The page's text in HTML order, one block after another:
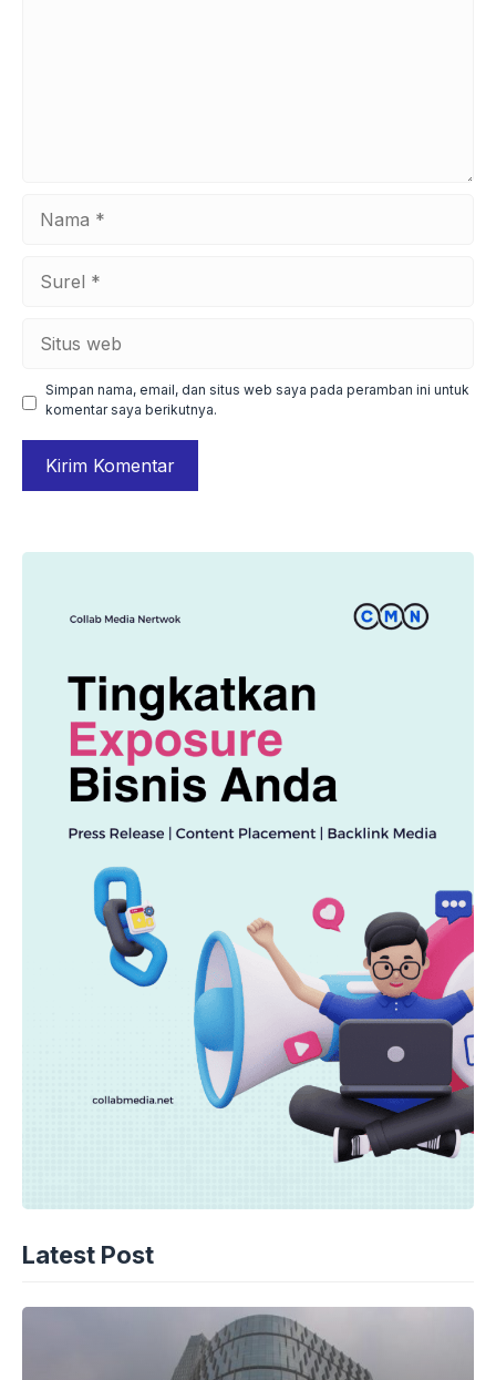
web
Simpan nama, email, dan situs web saya pada peramban ini untuk
komentar saya berikutnya.
Latest Post